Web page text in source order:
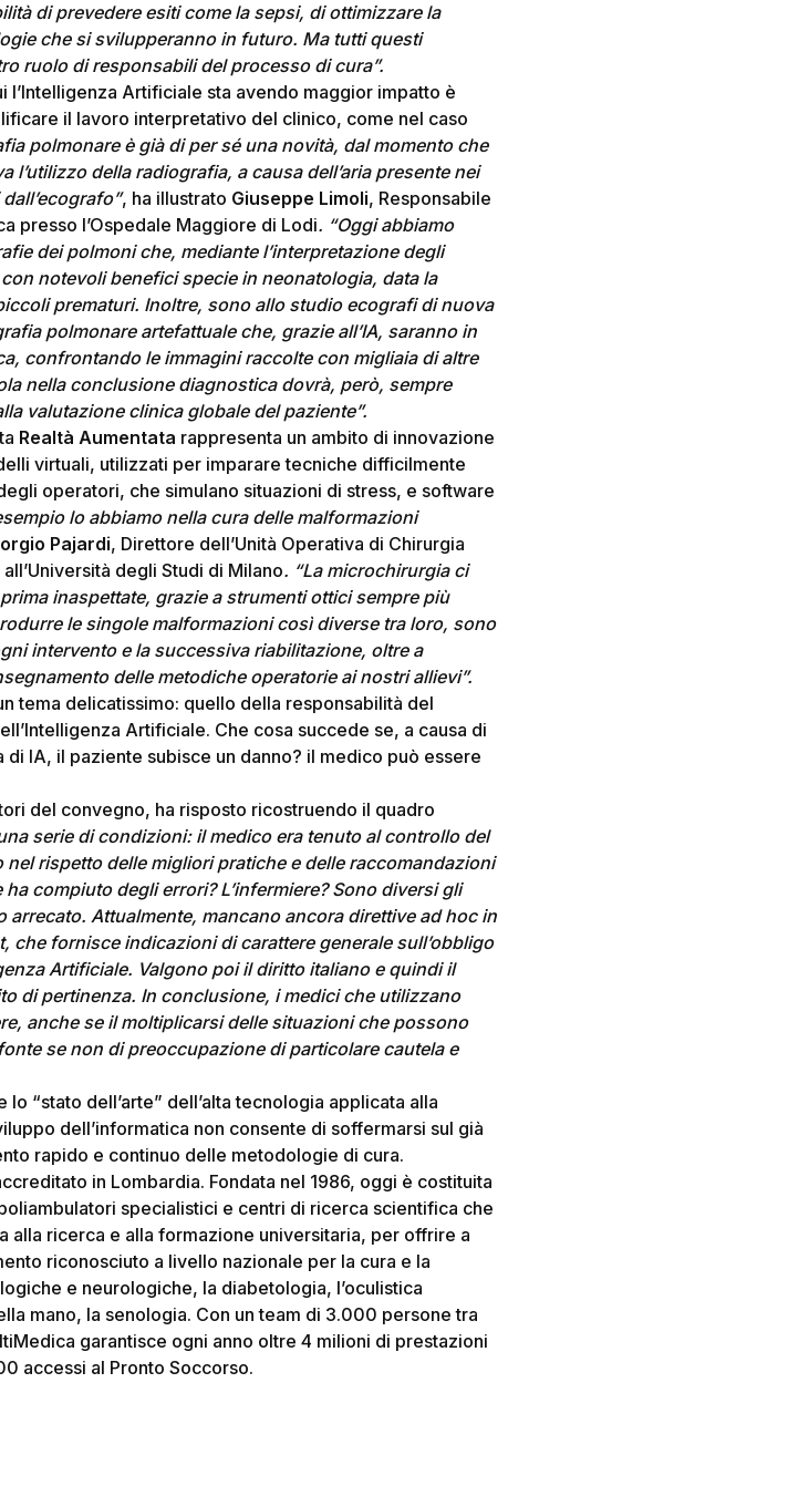
di prevedere esiti come la sepsi, di ottimizzare la
che si svilupperanno in futuro. Ma tutti questi
ruolo di responsabili del processo di cura”.
Artificiale sta avendo maggior impatto è
il lavoro interpretativo del clinico, come nel caso
polmonare è già di per sé una novità, dal momento che
della radiografia, a causa dell’aria presente nei
, ha illustrato Giuseppe Limoli, Responsabile
presso l’Ospedale Maggiore di Lodi. “Oggi abbiamo
dei polmoni che, mediante l’interpretazione degli
notevoli benefici specie in neonatologia, data la
prematuri. Inoltre, sono allo studio ecografi di nuova
polmonare artefattuale che, grazie all’IA, saranno in
confrontando le immagini raccolte con migliaia di altre
nella conclusione diagnostica dovrà, però, sempre
valutazione clinica globale del paziente”.
Realtà Aumentata rappresenta un ambito di innovazione
virtuali, utilizzati per imparare tecniche difficilmente
operatori, che simulano situazioni di stress, e software
lo abbiamo nella cura delle malformazioni
Pajardi, Direttore dell’Unità Operativa di Chirurgia
degli Studi di Milano. “La microchirurgia ci
inaspettate, grazie a strumenti ottici sempre più
le singole malformazioni così diverse tra loro, sono
intervento e la successiva riabilitazione, oltre a
delle metodiche operatorie ai nostri allievi”.
tema delicatissimo: quello della responsabilità del
Artificiale. Che cosa succede se, a causa di
IA, il paziente subisce un danno? il medico può essere
del convegno, ha risposto ricostruendo il quadro
serie di condizioni: il medico era tenuto al controllo del
rispetto delle migliori pratiche e delle raccomandazioni
compiuto degli errori? L’infermiere? Sono diversi gli
Attualmente, mancano ancora direttive ad hoc in
che fornisce indicazioni di carattere generale sull’obbligo
Artificiale. Valgono poi il diritto italiano e quindi il
di pertinenza. In conclusione, i medici che utilizzano
anche se il moltiplicarsi delle situazioni che possono
se non di preoccupazione di particolare cautela e
“stato dell’arte” dell’alta tecnologia applicata alla
dell’informatica non consente di soffermarsi sul già
rapido e continuo delle metodologie di cura.
in Lombardia. Fondata nel 1986, oggi è costituita
specialistici e centri di ricerca scientifica che
alla ricerca e alla formazione universitaria, per offrire a
riconosciuto a livello nazionale per la cura e la
e neurologiche, la diabetologia, l’oculistica
mano, la senologia. Con un team di 3.000 persone tra
garantisce ogni anno oltre 4 milioni di prestazioni
accessi al Pronto Soccorso.